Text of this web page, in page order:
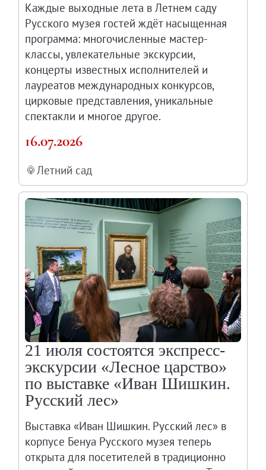
Каждые выходные лета в Летнем саду
Русского музея гостей ждёт насыщенная
программа: многочисленные мастер-
классы, увлекательные экскурсии,
концерты известных исполнителей и
лауреатов международных конкурсов,
цирковые представления, уникальные
спектакли и многое другое.
16.07.2026
Летний сад
21 июля состоятся экспресс-
экскурсии «Лесное царство»
по выставке «Иван Шишкин.
Русский лес»
Выставка «Иван Шишкин. Русский лес» в
корпусе Бенуа Русского музея теперь
открыта для посетителей в традиционно